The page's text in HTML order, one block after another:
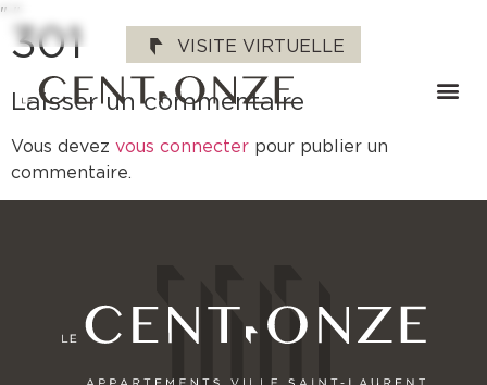
"
VISITE VIRTUELLE
301
Laisser un commentaire
Vous devez vous connecter pour publier un
commentaire.